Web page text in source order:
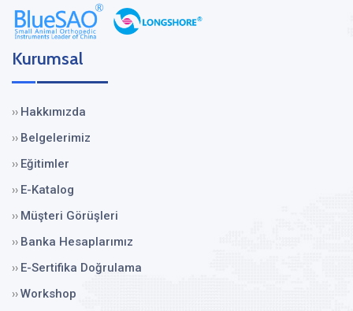
Kurumsal
›› Hakkımızda
›› Belgelerimiz
›› Eğitimler
›› E-Katalog
›› Müşteri Görüşleri
›› Banka Hesaplarımız
›› E-Sertifika Doğrulama
››Workshop